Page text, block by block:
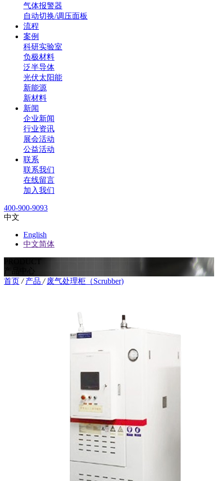
气体报警器
自动切换/调压面板
流程
案例
科研实验室
负极材料
泛半导体
光伏太阳能
新能源
新材料
新闻
企业新闻
行业资讯
展会活动
公益活动
联系
联系我们
在线留言
加入我们
400-900-9093
中文
English
中文简体
产品中心
首页 / 产品 / 废气处理柜（Scrubber)